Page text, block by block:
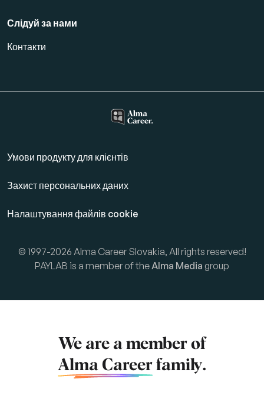
Слідуй за нами
Контакти
Умови продукту для клієнтів
Захист персональних даних
Налаштування файлів cookie
© 1997-2026 Alma Career Slovakia, All rights reserved!
PAYLAB is a member of the Alma Media group
We are a member of
Alma Career family.